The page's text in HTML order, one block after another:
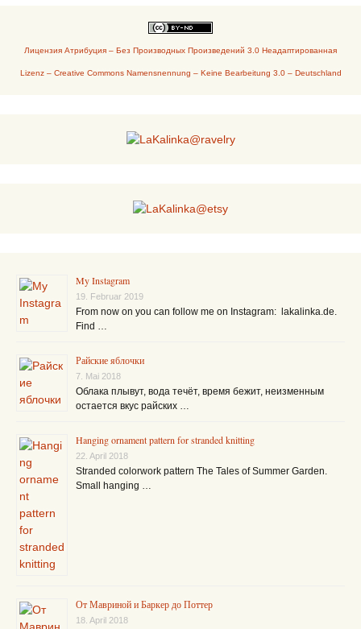
Лицензия Атрибуция – Без Производных Произведений 3.0 Неадаптированная
Lizenz – Creative Commons Namensnennung – Keine Bearbeitung 3.0 – Deutschland
My Instagram
19. Februar 2019
From now on you can follow me on Instagram: lakalinka.de.
Find …
Райские яблочки
7. Mai 2018
Облака плывут, вода течёт, время бежит, неизменным
остается вкус райских …
Hanging ornament pattern for stranded knitting
22. April 2018
Stranded colorwork pattern The Tales of Summer Garden.
Small hanging …
От Мавриной и Баркер до Поттер
18. April 2018